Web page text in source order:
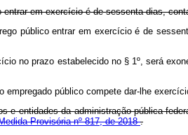
em exercício é de sessenta dias,
público entrar em exercício é de
no prazo estabelecido no § 1º, será
empregado público compete dar-lhe
e entidades da administração pública
Provisória nº 817, de 2018.